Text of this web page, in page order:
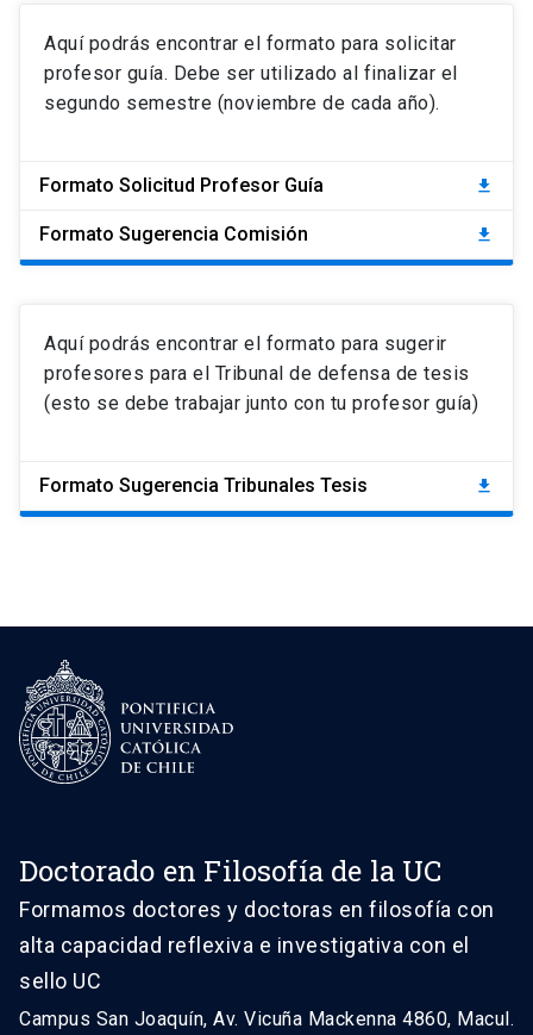
Aquí podrás encontrar el formato para solicitar
profesor guía. Debe ser utilizado al finalizar el
segundo semestre (noviembre de cada año).
Formato Solicitud Profesor Guía download
Formato Sugerencia Comisión download
Aquí podrás encontrar el formato para sugerir
profesores para el Tribunal de defensa de tesis
(esto se debe trabajar junto con tu profesor guía)
Formato Sugerencia Tribunales Tesis download
Doctorado en Filosofía de la UC
Formamos doctores y doctoras en filosofía con
alta capacidad reflexiva e investigativa con el
sello UC
Campus San Joaquín, Av. Vicuña Mackenna 4860, Macul.